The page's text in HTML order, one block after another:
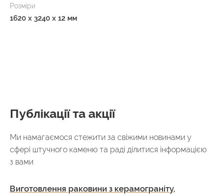
Розміри
1620 x 3240 x 12 мм
Публікації та акції
Ми намагаємося стежити за свіжими новинами у
сфері штучного каменю та раді ділитися інформацією
з вами
Виготовлення раковини з керамограніту,